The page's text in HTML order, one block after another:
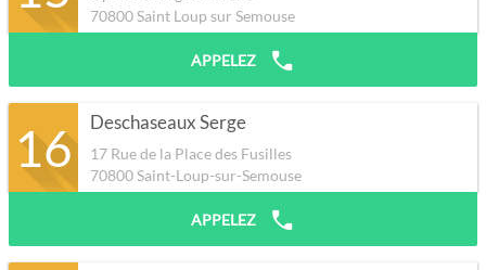
70800Saint Loup sur Semouse
APPELEZ
16 Deschaseaux Serge
17 Rue de la Place des Fusilles
70800Saint-Loup-sur-Semouse
APPELEZ